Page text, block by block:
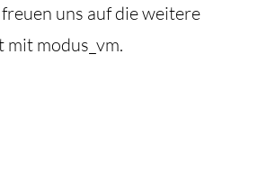
uns auf die weitere
modus_vm.